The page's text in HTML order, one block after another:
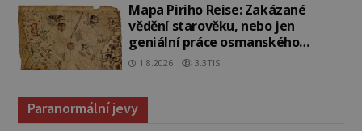
Mapa Piriho Reise: Zakázané
vědění starověku, nebo jen
geniální práce osmanského
admirála?
1.8.2026 3.3TIS
Paranormální jevy